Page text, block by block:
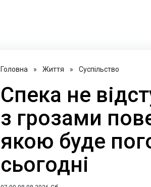
Головна » Життя » Суспільство
Спека не
з грозами
якою буде
сьогодні